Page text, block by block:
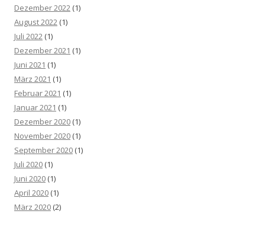
Dezember 2022 (1)
August 2022 (1)
Juli 2022 (1)
Dezember 2021 (1)
Juni 2021 (1)
März 2021 (1)
Februar 2021 (1)
Januar 2021 (1)
Dezember 2020 (1)
November 2020 (1)
September 2020 (1)
Juli 2020 (1)
Juni 2020 (1)
April 2020 (1)
März 2020 (2)